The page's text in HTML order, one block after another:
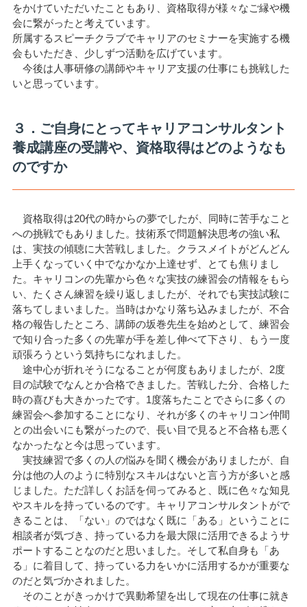
をかけていただいたこともあり、資格取得が様々なご縁や機
会に繋がったと考えています。
所属するスピーチクラブでキャリアのセミナーを実施する機
会もいただき、少しずつ活動を広げています。
今後は人事研修の講師やキャリア支援の仕事にも挑戦した
いと思っています。
３．ご自身にとってキャリアコンサルタント
養成講座の受講や、資格取得はどのようなも
のですか
資格取得は20代の時からの夢でしたが、同時に苦手なこと
への挑戦でもありました。技術系で問題解決思考の強い私
は、実技の傾聴に大苦戦しました。クラスメイトがどんどん
上手くなっていく中でなかなか上達せず、とても焦りまし
た。キャリコンの先輩から色々な実技の練習会の情報をもら
い、たくさん練習を繰り返しましたが、それでも実技試験に
落ちてしまいました。当時はかなり落ち込みましたが、不合
格の報告したところ、講師の坂巻先生を始めとして、練習会
で知り合った多くの先輩が手を差し伸べて下さり、もう一度
頑張ろうという気持ちになれました。
途中心が折れそうになることが何度もありましたが、2度
目の試験でなんとか合格できました。苦戦した分、合格した
時の喜びも大きかったです。1度落ちたことでさらに多くの
練習会へ参加することになり、それが多くのキャリコン仲間
との出会いにも繋がったので、長い目で見ると不合格も悪く
なかったなと今は思っています。
実技練習で多くの人の悩みを聞く機会がありましたが、自
分は他の人のように特別なスキルはないと言う方が多いと感
じました。ただ詳しくお話を伺ってみると、既に色々な知見
やスキルを持っているのです。キャリアコンサルタントがで
きることは、「ない」のではなく既に「ある」ということに
相談者が気づき、持っている力を最大限に活用できるようサ
ポートすることなのだと思いました。そして私自身も「あ
る」に着目して、持っている力をいかに活用するかが重要な
のだと気づかされました。
そのことがきっかけで異動希望を出して現在の仕事に就き